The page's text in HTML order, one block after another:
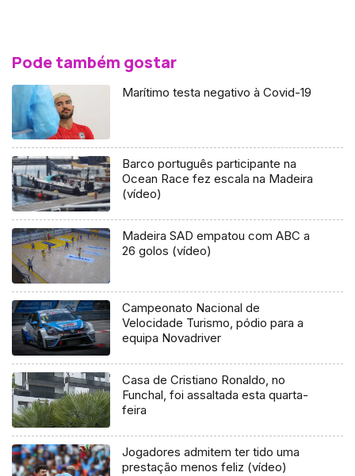
Pode também gostar
Marítimo testa negativo à Covid-19
Barco português participante na
Ocean Race fez escala na Madeira
(vídeo)
Madeira SAD empatou com ABC a
26 golos (vídeo)
Campeonato Nacional de
Velocidade Turismo, pódio para a
equipa Novadriver
Casa de Cristiano Ronaldo, no
Funchal, foi assaltada esta quarta-
feira
Jogadores admitem ter tido uma
prestação menos feliz (vídeo)